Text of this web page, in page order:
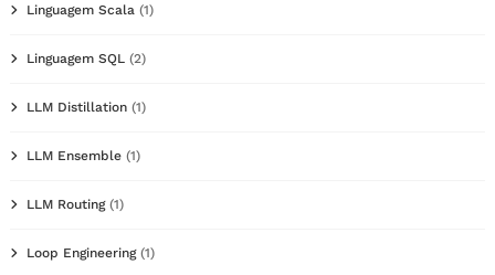
Linguagem Scala (1)
Linguagem SQL (2)
LLM Distillation (1)
LLM Ensemble (1)
LLM Routing(1)
Loop Engineering(1)